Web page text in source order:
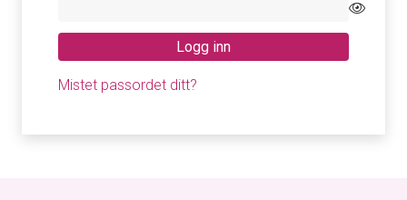
Logg inn
Mistet passordet ditt?